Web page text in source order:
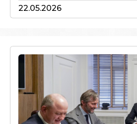
22.05.2026